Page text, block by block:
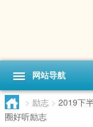
网站导航
> 励志 > 2019下
圈好听励志